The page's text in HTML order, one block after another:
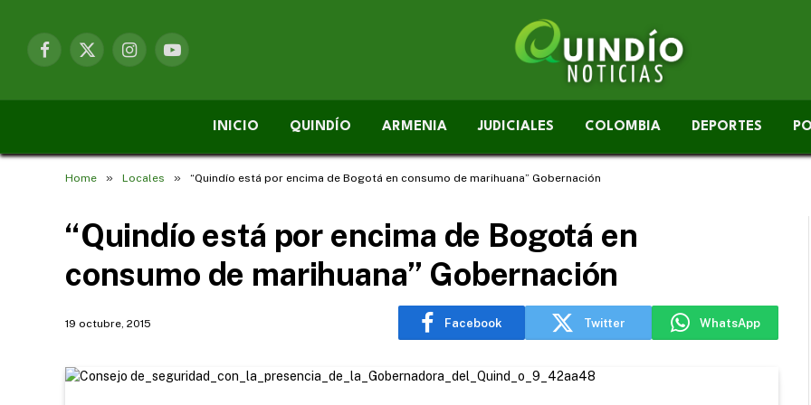
Facebook
X
InstagramYouTube
INICIO QUINDÍO ARMENIA JUDICIALES COLOMBIA DEPORTES
Home » Locales » “Quindío está por encima de Bogotá en consumo de marihuana” Gobernación
“Quindío está por encima de Bogotá en
consumo de marihuana” Gobernación
19 octubre, 2015 Facebook Twitter WhatsApp